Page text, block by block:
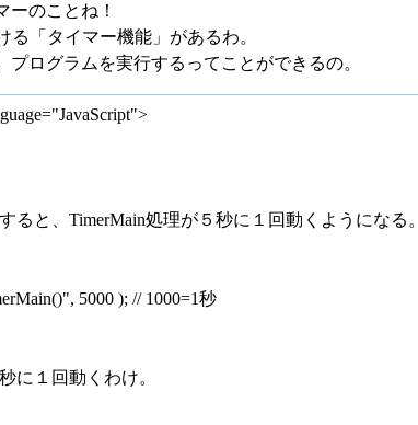
ーのことね！
る「タイマー機能」があるわ。
ログラムを実行するってことができるの。
ると、TimerMain処理が５秒に１回動くようになる。
5000 ); // 1000=1秒
に１回動くわけ。